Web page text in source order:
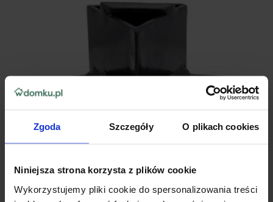
Zgoda Szczegóły O plikach cookies
Niniejsza strona korzysta z plików cookie
Wykorzystujemy pliki cookie do spersonalizowania treści